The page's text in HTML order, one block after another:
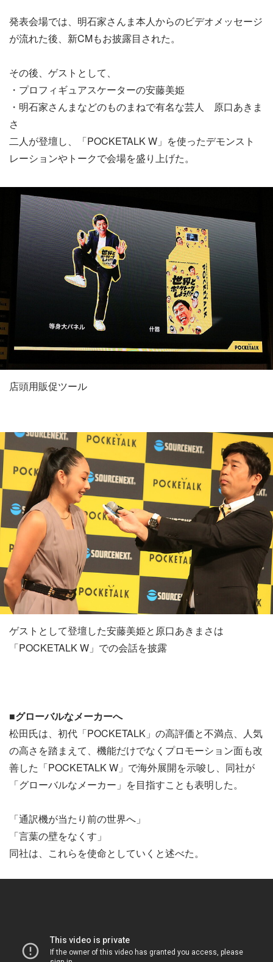
発表会場では、明石家さんま本人からのビデオメッセージ
が流れた後、新CMもお披露目された。
その後、ゲストとして、
・プロフィギュアスケーターの安藤美姫
・明石家さんまなどのものまねで有名な芸人 原口あきま
さ
二人が登壇し、「POCKETALK W」を使ったデモンスト
レーションやトークで会場を盛り上げた。
店頭用販促ツール
ゲストとして登壇した安藤美姫と原口あきまさは
「POCKETALK W」での会話を披露
■グローバルなメーカーへ
松田氏は、初代「POCKETALK」の高評価と不満点、人気
の高さを踏まえて、機能だけでなくプロモーション面も改
善した「POCKETALK W」で海外展開を示唆し、同社が
「グローバルなメーカー」を目指すことも表明した。
「通訳機が当たり前の世界へ」
「言葉の壁をなくす」
同社は、これらを使命としていくと述べた。